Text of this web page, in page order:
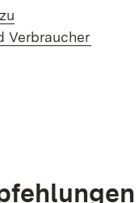
Verbraucher